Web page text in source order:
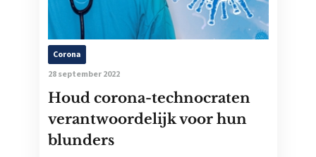
Corona
28 september 2022
Houd corona-technocraten
verantwoordelijk voor hun
blunders